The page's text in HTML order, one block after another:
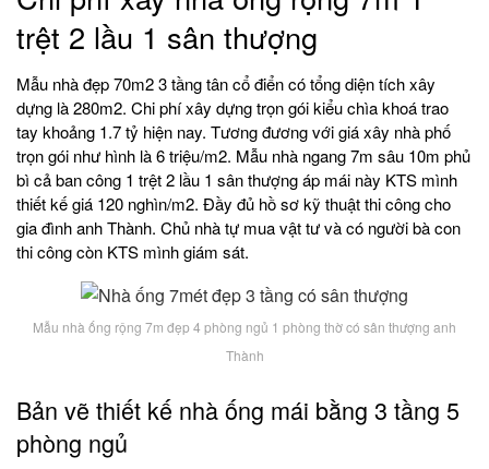
trệt 2 lầu 1 sân thượng
Mẫu nhà đẹp 70m2 3 tầng tân cổ điển có tổng diện tích xây
dựng là 280m2. Chi phí xây dựng trọn gói kiểu chìa khoá trao
tay khoảng 1.7 tỷ hiện nay. Tương đương với giá xây nhà phố
trọn gói như hình là 6 triệu/m2. Mẫu nhà ngang 7m sâu 10m phủ
bì cả ban công 1 trệt 2 lầu 1 sân thượng áp mái này KTS mình
thiết kế giá 120 nghìn/m2. Đầy đủ hồ sơ kỹ thuật thi công cho
gia đình anh Thành. Chủ nhà tự mua vật tư và có người bà con
thi công còn KTS mình giám sát.
Mẫu nhà ống rộng 7m đẹp 4 phòng ngủ 1 phòng thờ có sân thượng anh
Thành
Bản vẽ thiết kế nhà ống mái bằng 3 tầng 5
phòng ngủ